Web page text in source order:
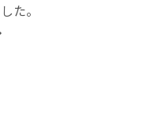
た。